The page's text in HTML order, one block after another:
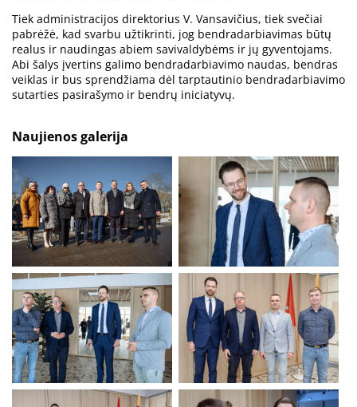
Tiek administracijos direktorius V. Vansavičius, tiek svečiai
pabrėžė, kad svarbu užtikrinti, jog bendradarbiavimas būtų
realus ir naudingas abiem savivaldybėms ir jų gyventojams.
Abi šalys įvertins galimo bendradarbiavimo naudas, bendras
veiklas ir bus sprendžiama dėl tarptautinio bendradarbiavimo
sutarties pasirašymo ir bendrų iniciatyvų.
Naujienos galerija